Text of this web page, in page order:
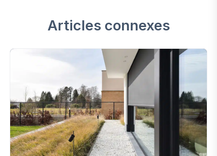
Articles connexes